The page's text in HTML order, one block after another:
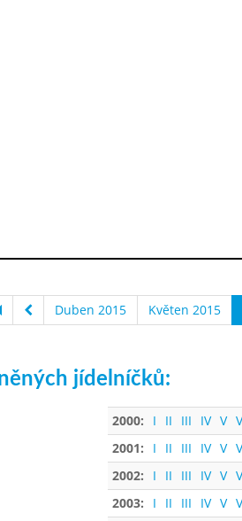
Duben 2015 Květen 2015
jídelníčků:
2000: I II III IV V
2001:
I II III IV V
2002:
I II III IV V
2003:
I II III IV V